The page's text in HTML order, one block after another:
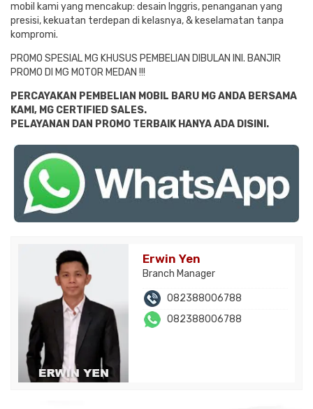
mobil kami yang mencakup: desain Inggris, penanganan yang
presisi, kekuatan terdepan di kelasnya, & keselamatan tanpa
kompromi.
PROMO SPESIAL MG KHUSUS PEMBELIAN DIBULAN INI. BANJIR
PROMO DI MG MOTOR MEDAN !!!
PERCAYAKAN PEMBELIAN MOBIL BARU MG ANDA BERSAMA
KAMI, MG CERTIFIED SALES.
PELAYANAN DAN PROMO TERBAIK HANYA ADA DISINI.
Erwin Yen
Branch Manager
082388006788
082388006788